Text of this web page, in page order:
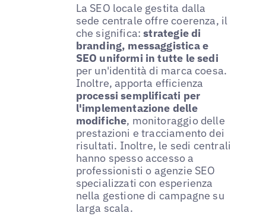
La SEO locale gestita dalla
sede centrale offre coerenza, il
che significa:strategie di
branding, messaggistica e
SEO uniformi in tutte le sedi
per un'identità di marca coesa.
Inoltre, apporta efficienza
processi semplificati per
l'implementazione delle
modifiche, monitoraggio delle
prestazioni e tracciamento dei
risultati. Inoltre, le sedi centrali
hanno spesso accesso a
professionisti o agenzie SEO
specializzati con esperienza
nella gestione di campagne su
larga scala.